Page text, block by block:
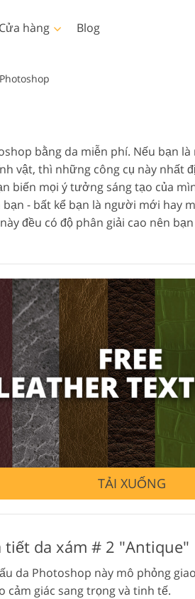
động sản
tạo AI Dịch vụ chỉnh sửa video
Cửa hàng
tình nhân
cưới
nhật của trẻ
Blog
bằng da miễn phí. Nếu bạn
vật, thì những công cụ này nhất
biến mọi ý tưởng sáng tạo của
- bất kể bạn là người mới hay
đều có độ phân giải cao nên
TẢI XUỐNG
tiết da xám # 2 "Antique"
da Photoshop này mô phỏng
cảm giác sang trọng và tinh tế.